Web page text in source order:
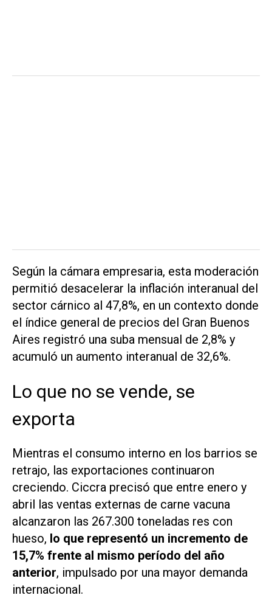
Según la cámara empresaria, esta moderación
permitió desacelerar la inflación interanual del
sector cárnico al 47,8%, en un contexto donde
el índice general de precios del Gran Buenos
Aires registró una suba mensual de 2,8% y
acumuló un aumento interanual de 32,6%.
Lo que no se vende, se
exporta
Mientras el consumo interno en los barrios se
retrajo, las exportaciones continuaron
creciendo. Ciccra precisó que entre enero y
abril las ventas externas de carne vacuna
alcanzaron las 267.300 toneladas res con
hueso, lo que representó un incremento de
15,7% frente al mismo período del año
anterior, impulsado por una mayor demanda
internacional.